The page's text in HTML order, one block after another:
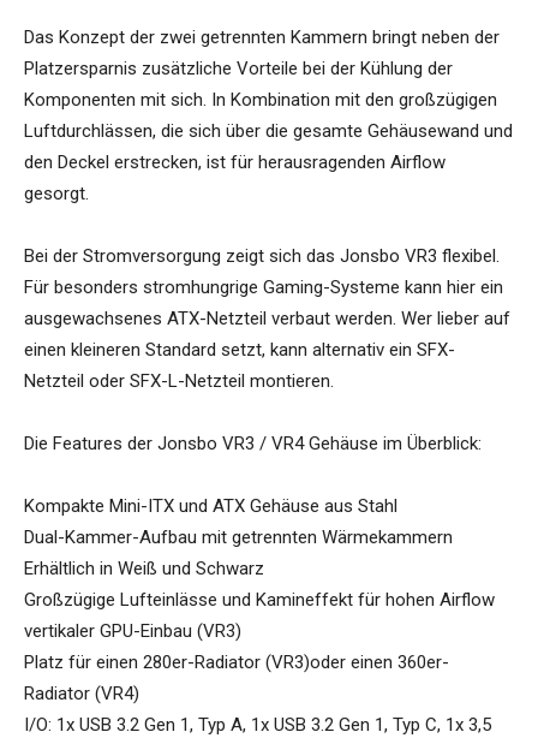
Das Konzept der zwei getrennten Kammern bringt neben der
Platzersparnis zusätzliche Vorteile bei der Kühlung der
Komponenten mit sich. In Kombination mit den großzügigen
Luftdurchlässen, die sich über die gesamte Gehäusewand und
den Deckel erstrecken, ist für herausragenden Airflow
gesorgt.
Bei der Stromversorgung zeigt sich das Jonsbo VR3 flexibel.
Für besonders stromhungrige Gaming-Systeme kann hier ein
ausgewachsenes ATX-Netzteil verbaut werden. Wer lieber auf
einen kleineren Standard setzt, kann alternativ ein SFX-
Netzteil oder SFX-L-Netzteil montieren.
Die Features der Jonsbo VR3 / VR4 Gehäuse im Überblick:
Kompakte Mini-ITX und ATX Gehäuse aus Stahl
Dual-Kammer-Aufbau mit getrennten Wärmekammern
Erhältlich in Weiß und Schwarz
Großzügige Lufteinlässe und Kamineffekt für hohen Airflow
vertikaler GPU-Einbau (VR3)
Platz für einen 280er-Radiator (VR3)oder einen 360er-
Radiator (VR4)
I/O: 1x USB 3.2 Gen 1, Typ A, 1x USB 3.2 Gen 1, Typ C, 1x 3,5